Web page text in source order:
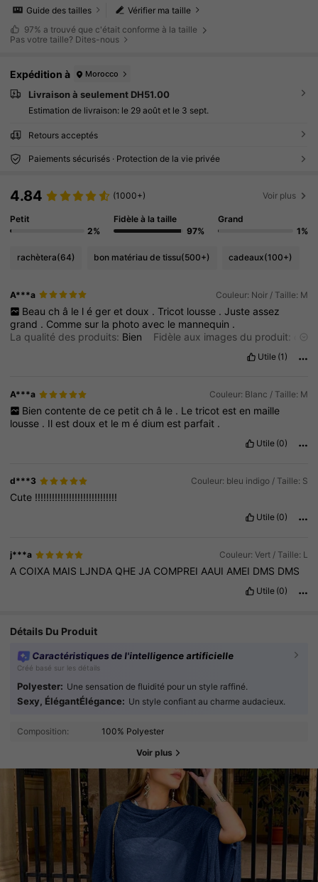
Vérifier ma taille
Guide des tailles
97% a trouvé que c'était conforme à la taille
Pas votre taille? Dites-nous
Expédition à Morocco
Livraison à seulement DH51.00
Estimation de livraison: le 29 août et le 3 sept.
Retours acceptés
Paiements sécurisés · Protection de la vie privée
4.84 (1000+) Voir plus
Petit
2%
Fidèle à la taille
97%
Grand
1%
rachètera(64) bon matériau de tissu(500+) cadeaux(100+)
A***a Couleur: Noir / Taille: M
Beau ch â le l é ger et doux . Tricot lousse . Juste assez
grand . Comme sur la photo avec le mannequin .
La qualité des produits: Bien Fidèle aux images du produit:
oui
Utile (1)
A***a Couleur: Blanc / Taille: M
Bien contente de ce petit ch â le . Le tricot est en maille
lousse . Ilestdouxet le médiumest parfait .
Utile (0)
d***3 Couleur: bleu indigo / Taille: S
Cute !!!!!!!!!!!!!!!!!!!!!!!!!!!!!
Utile (0)
j***a Couleur: Vert / Taille: L
A COIXA MAIS LJNDA QHEJA COMPREI AAUI AMEI DMS DMS
Utile (0)
Détails Du Produit
Caractéristiques de l'intelligence artificielle
Créé basé sur les détails
Polyester: Une sensation de fluidité pour un style raffiné.
Sexy, ÉlégantÉlégance: Un style confiant au charme audacieux.
Composition: 100% Polyester
Voir plus
4.83 7.6K Suiveurs